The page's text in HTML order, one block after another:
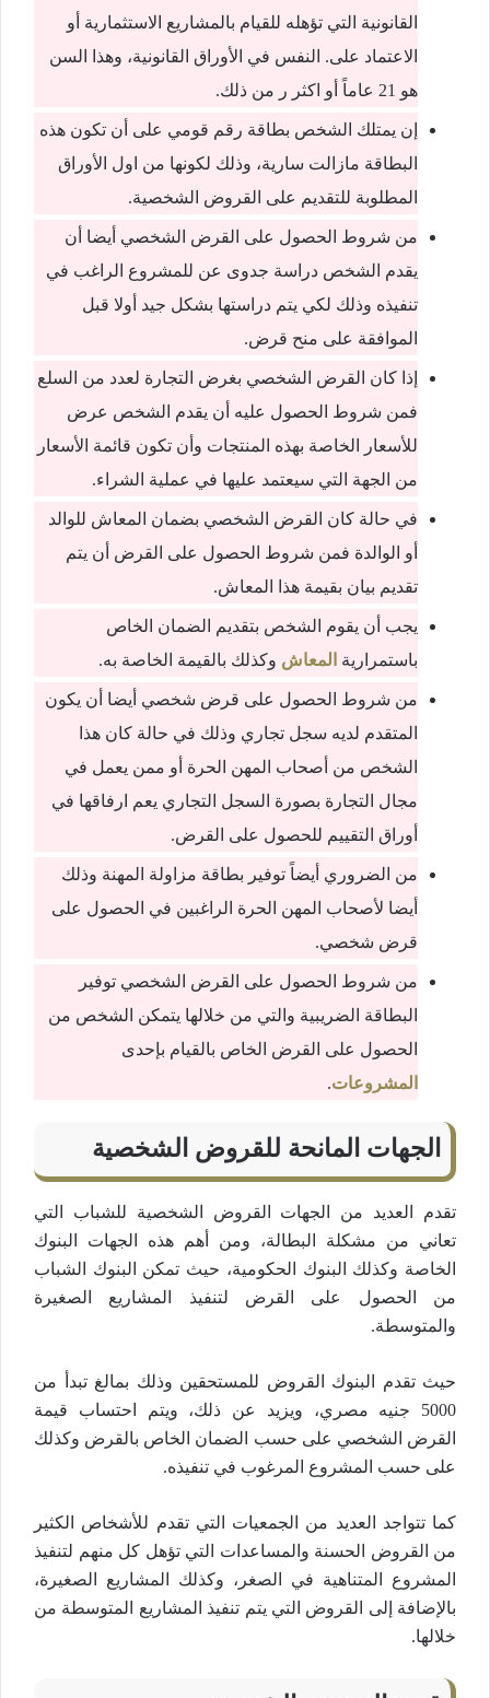
القانونية التي تؤهله للقيام بالمشاريع الاستثمارية أو
الاعتماد على. النفس في الأوراق القانونية، وهذا السن
هو 21 عاماً أو اكثر ر من ذلك.
إن يمتلك الشخص بطاقة رقم قومي على أن تكون هذه
البطاقة مازالت سارية، وذلك لكونها من اول الأوراق
المطلوبة للتقديم على القروض الشخصية.
من شروط الحصول على القرض الشخصي أيضا أن
يقدم الشخص دراسة جدوى عن للمشروع الراغب في
تنفيذه وذلك لكي يتم دراستها بشكل جيد أولا قبل
الموافقة على منح قرض.
إذا كان القرض الشخصي بغرض التجارة لعدد من السلع
فمن شروط الحصول عليه أن يقدم الشخص عرض
للأسعار الخاصة بهذه المنتجات وأن تكون قائمة الأسعار
من الجهة التي سيعتمد عليها في عملية الشراء.
في حالة كان القرض الشخصي بضمان المعاش للوالد
أو الوالدة فمن شروط الحصول على القرض أن يتم
تقديم بيان بقيمة هذا المعاش.
يجب أن يقوم الشخص بتقديم الضمان الخاص
باستمرارية المعاش وكذلك بالقيمة الخاصة به.
من شروط الحصول على قرض شخصي أيضا أن يكون
المتقدم لديه سجل تجاري وذلك في حالة كان هذا
الشخص من أصحاب المهن الحرة أو ممن يعمل في
مجال التجارة بصورة السجل التجاري يعم ارفاقها في
أوراق التقييم للحصول على القرض.
من الضروري أيضاً توفير بطاقة مزاولة المهنة وذلك
أيضا لأصحاب المهن الحرة الراغبين في الحصول على
قرض شخصي.
من شروط الحصول على القرض الشخصي توفير
البطاقة الضريبية والتي من خلالها يتمكن الشخص من
الحصول على القرض الخاص بالقيام بإحدى
المشروعات.
الجهات المانحة للقروض الشخصية
تقدم العديد من الجهات القروض الشخصية للشباب التي
تعاني من مشكلة البطالة، ومن أهم هذه الجهات البنوك
الخاصة وكذلك البنوك الحكومية، حيث تمكن البنوك الشباب
من الحصول على القرض لتنفيذ المشاريع الصغيرة
والمتوسطة.
حيث تقدم البنوك القروض للمستحقين وذلك بمالغ تبدأ من
5000 جنيه مصري، ويزيد عن ذلك، ويتم احتساب قيمة
القرض الشخصي على حسب الضمان الخاص بالقرض وكذلك
على حسب المشروع المرغوب في تنفيذه.
كما تتواجد العديد من الجمعيات التي تقدم للأشخاص الكثير
من القروض الحسنة والمساعدات التي تؤهل كل منهم لتنفيذ
المشروع المتناهية في الصغر، وكذلك المشاريع الصغيرة،
بالإضافة إلى القروض التي يتم تنفيذ المشاريع المتوسطة من
خلالها.